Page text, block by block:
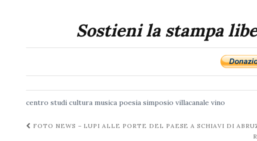
Sostieni la stampa
centro studi cultura musica poesia simposio villacanale vino
Navigazione
FOTO NEWS – LUPI ALLE PORTE DEL PAESE A SCHIAVI DI